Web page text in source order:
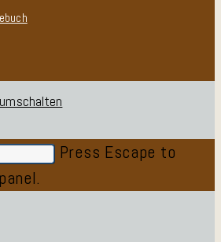
Press Escape to